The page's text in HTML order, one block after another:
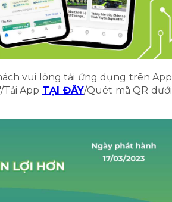
vui lòng tải ứng dụng trên App
App TẠI ĐÂY/Quét mã QR dưới